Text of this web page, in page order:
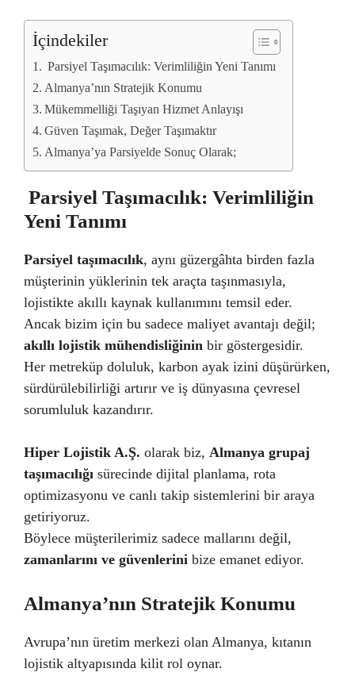
İçindekiler
Parsiyel Taşımacılık: Verimliliğin Yeni Tanımı
Almanya’nın Stratejik Konumu
Mükemmelliği Taşıyan Hizmet Anlayışı
Güven Taşımak, Değer Taşımaktır
Almanya’ya Parsiyelde Sonuç Olarak;
Parsiyel Taşımacılık: Verimliliğin
Yeni Tanımı
Parsiyel taşımacılık, aynı güzergâhta birden fazla
müşterinin yüklerinin tek araçta taşınmasıyla,
lojistikte akıllı kaynak kullanımını temsil eder.
Ancak bizim için bu sadece maliyet avantajı değil;
akıllı lojistik mühendisliğinin bir göstergesidir.
Her metreküp doluluk, karbon ayak izini düşürürken,
sürdürülebilirliği artırır ve iş dünyasına çevresel
sorumluluk kazandırır.
Hiper Lojistik A.Ş. olarak biz, Almanya grupaj
taşımacılığı sürecinde dijital planlama, rota
optimizasyonu ve canlı takip sistemlerini bir araya
getiriyoruz.
Böylece müşterilerimiz sadece mallarını değil,
zamanlarını ve güvenlerini bize emanet ediyor.
Almanya’nın Stratejik Konumu
Avrupa’nın üretim merkezi olan Almanya, kıtanın
lojistik altyapısında kilit rol oynar.